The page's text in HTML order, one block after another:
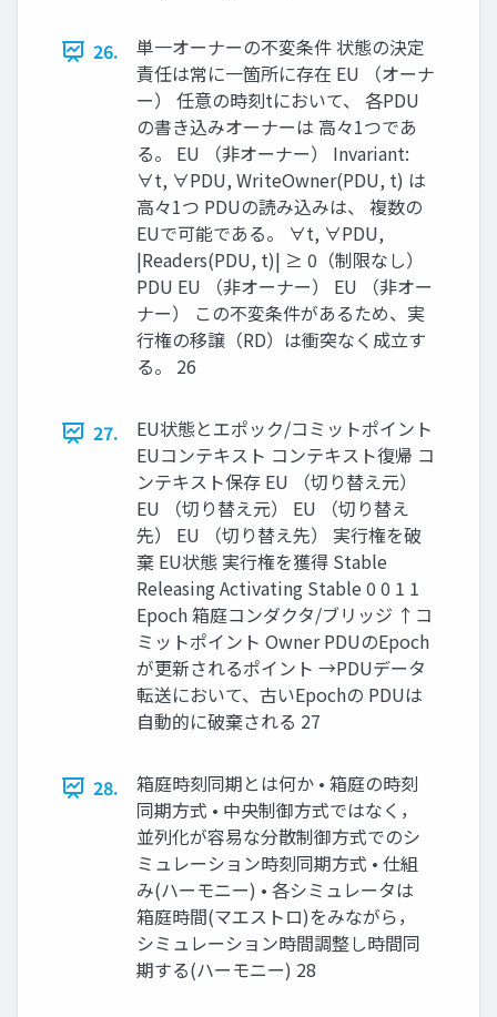
26.
単一オーナーの不変条件 状態の決定
責任は常に一箇所に存在 EU （オーナ
ー） 任意の時刻tにおいて、 各PDU
の書き込みオーナーは 高々1つであ
る。 EU （非オーナー） Invariant:
∀t, ∀PDU, WriteOwner(PDU, t) は
高々1つ PDUの読み込みは、 複数の
EUで可能である。 ∀t, ∀PDU,
|Readers(PDU, t)| ≥ 0（制限なし）
PDU EU （非オーナー） EU （非オー
ナー） この不変条件があるため、実
行権の移譲（RD）は衝突なく成立す
る。 26
27.
EU状態とエポック/コミットポイント
EUコンテキスト コンテキスト復帰 コ
ンテキスト保存 EU （切り替え元）
EU （切り替え元） EU （切り替え
先） EU （切り替え先） 実行権を破
棄 EU状態 実行権を獲得 Stable
Releasing Activating Stable 0 0 1 1
Epoch 箱庭コンダクタ/ブリッジ ↑コ
ミットポイント Owner PDUのEpoch
が更新されるポイント →PDUデータ
転送において、古いEpochの PDUは
自動的に破棄される 27
28.
箱庭時刻同期とは何か • 箱庭の時刻
同期方式 • 中央制御方式ではなく，
並列化が容易な分散制御方式でのシ
ミュレーション時刻同期方式 • 仕組
み(ハーモニー) • 各シミュレータは
箱庭時間(マエストロ)をみながら，
シミュレーション時間調整し時間同
期する(ハーモニー) 28